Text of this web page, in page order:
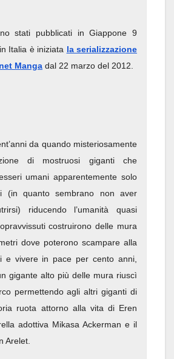
stati pubblicati in Giappone 9
Italia è iniziata la serializzazione
Manga dal 22 marzo del 2012.
da quando misteriosamente
di mostruosi giganti che
umani apparentemente solo
(in quanto sembrano non aver
riducendo l’umanità quasi
costruirono delle mura
dove poterono scampare alla
e vivere in pace per cento anni,
gigante alto più delle mura riuscì
permettendo agli altri giganti di
ruota attorno alla vita di Eren
adottiva Mikasa Ackerman e il
Arelet.